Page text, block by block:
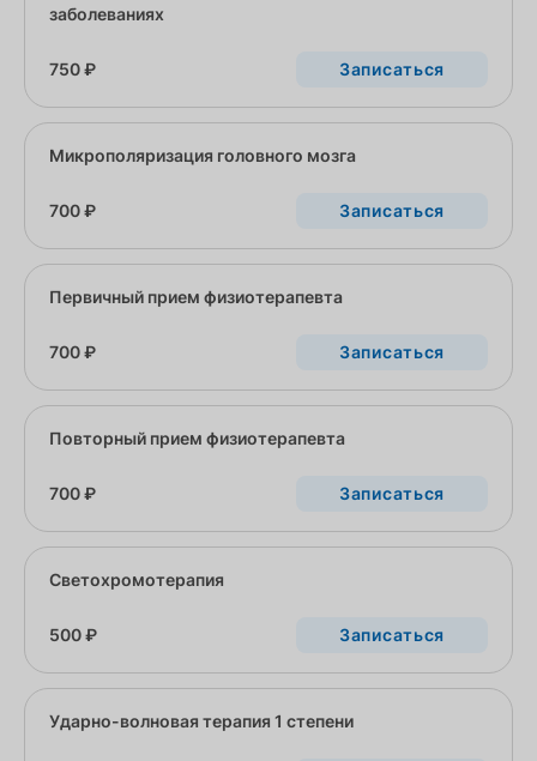
заболеваниях
750 ₽ Записаться
Микрополяризация головного мозга
700 ₽ Записаться
Первичный прием физиотерапевта
700 ₽ Записаться
Повторный прием физиотерапевта
700 ₽ Записаться
Светохромотерапия
500 ₽ Записаться
Ударно-волновая терапия 1 степени